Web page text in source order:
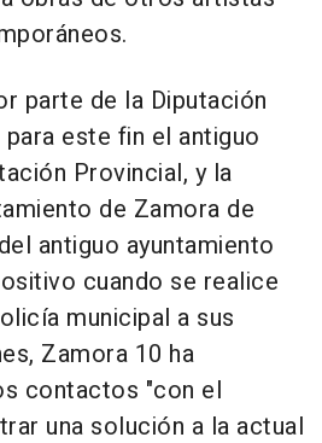
parte de la Diputación
este fin el antiguo
Provincial, y la
de Zamora de
antiguo ayuntamiento
cuando se realice
municipal a sus
Zamora 10 ha
contactos "con el
una solución a la actual